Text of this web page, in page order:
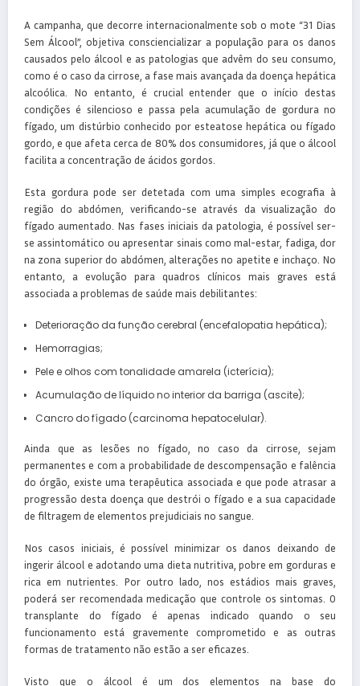
A campanha, que decorre internacionalmente sob o mote “31 Dias
Sem Álcool”, objetiva consciencializar a população para os danos
causados pelo álcool e as patologias que advêm do seu consumo,
como é o caso da cirrose, a fase mais avançada da doença hepática
alcoólica. No entanto, é crucial entender que o início destas
condições é silencioso e passa pela acumulação de gordura no
fígado, um distúrbio conhecido por esteatose hepática ou fígado
gordo, e que afeta cerca de 80% dos consumidores, já que o álcool
facilita a concentração de ácidos gordos.
Esta gordura pode ser detetada com uma simples ecografia à
região do abdómen, verificando-se através da visualização do
fígado aumentado. Nas fases iniciais da patologia, é possível ser-
se assintomático ou apresentar sinais como mal-estar, fadiga, dor
na zona superior do abdómen, alterações no apetite e inchaço. No
entanto, a evolução para quadros clínicos mais graves está
associada a problemas de saúde mais debilitantes:
Deterioração da função cerebral (encefalopatia hepática);
Hemorragias;
Pele e olhos com tonalidade amarela (icterícia);
Acumulação de líquido no interior da barriga (ascite);
Cancro do fígado (carcinoma hepatocelular).
Ainda que as lesões no fígado, no caso da cirrose, sejam
permanentes e com a probabilidade de descompensação e falência
do órgão, existe uma terapêutica associada e que pode atrasar a
progressão desta doença que destrói o fígado e a sua capacidade
de filtragem de elementos prejudiciais no sangue.
Nos casos iniciais, é possível minimizar os danos deixando de
ingerir álcool e adotando uma dieta nutritiva, pobre em gorduras e
rica em nutrientes. Por outro lado, nos estádios mais graves,
poderá ser recomendada medicação que controle os sintomas. O
transplante do fígado é apenas indicado quando o seu
funcionamento está gravemente comprometido e as outras
formas de tratamento não estão a ser eficazes.
Visto que o álcool é um dos elementos na base do